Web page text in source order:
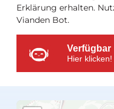
Erklärung erhalten.
Vianden Bot.
Verfügbar
Hier klicken!